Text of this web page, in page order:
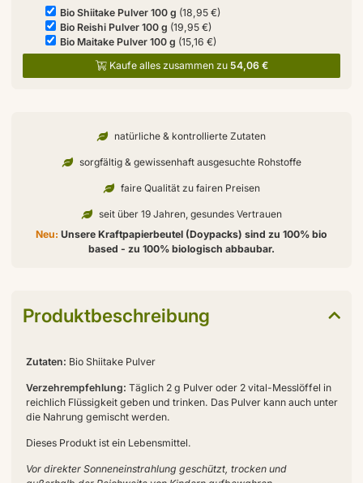
Bio Shiitake Pulver 100 g (18,95 €)
Bio Reishi Pulver 100 g (19,95 €)
Bio Maitake Pulver 100 g (15,16 €)
Kaufe alles zusammen zu 54,06 €
natürliche & kontrollierte Zutaten
sorgfältig & gewissenhaft ausgesuchte Rohstoffe
faire Qualität zu fairen Preisen
seit über 19 Jahren, gesundes Vertrauen
Neu: Unsere Kraftpapierbeutel (Doypacks) sind zu 100% bio
based - zu 100% biologisch abbaubar.
Produktbeschreibung
Zutaten: Bio Shiitake Pulver
Verzehrempfehlung: Täglich 2 g Pulver oder 2 vital-Messlöffel in
reichlich Flüssigkeit geben und trinken. Das Pulver kann auch unter
die Nahrung gemischt werden.
Dieses Produkt ist ein Lebensmittel.
Vor direkter Sonneneinstrahlung geschützt, trocken und